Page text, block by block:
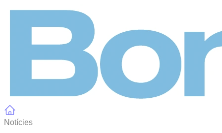
Notícies